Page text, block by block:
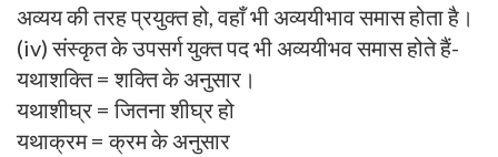
अव्यय की तरह प्रयुक्त हो, वहाँ भी अव्ययीभाव समास होता है।
(iv) संस्कृत के उपसर्ग युक्त पद भी अव्ययीभव समास होते हैं-
यथाशक्ति = शक्ति के अनुसार।
यथाशीघ्र = जितना शीघ्र हो
यथाक्रम = क्रम के अनुसार